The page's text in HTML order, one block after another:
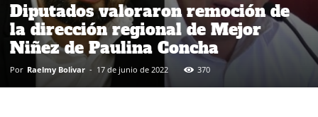
Diputados valoraron remoción de
la dirección regional de Mejor
Niñez de Paulina Concha
Por Raelmy Bolivar - 17 de junio de 2022 370